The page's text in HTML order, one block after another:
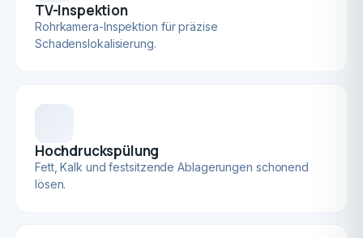
TV-Inspektion
Rohrkamera-Inspektion für präzise
Schadenslokalisierung.
Hochdruckspülung
Fett, Kalk und festsitzende Ablagerungen schonend
lösen.